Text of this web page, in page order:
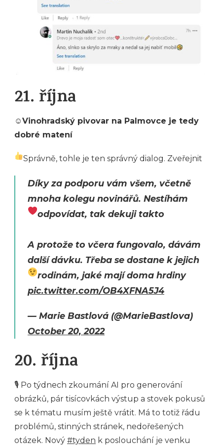
21. října
☺Vinohradský pivovar na Palmovce je tedy
dobré matení
Správně, tohle je ten správný dialog. Zveřejnit
Díky za podporu vám všem, včetně
mnoha kolegu novinářů. Nestíhám
odpovídat, tak dekuji takto
A protože to včera fungovalo, dávám
další dávku. Třeba se dostane k jejich
rodinám, jaké mají doma hrdiny
pic.twitter.com/OB4XFNA5J4
— Marie Bastlová (@MarieBastlova)
October 20, 2022
20. října
🎙 Po týdnech zkoumání AI pro generování
obrázků, pár tisícovkách výstup a stovek pokusů
se k tématu musím ještě vrátit. Má to totiž řádu
problémů, stinných stránek, nedořešených
otázek. Nový #tyden k poslouchání je venku